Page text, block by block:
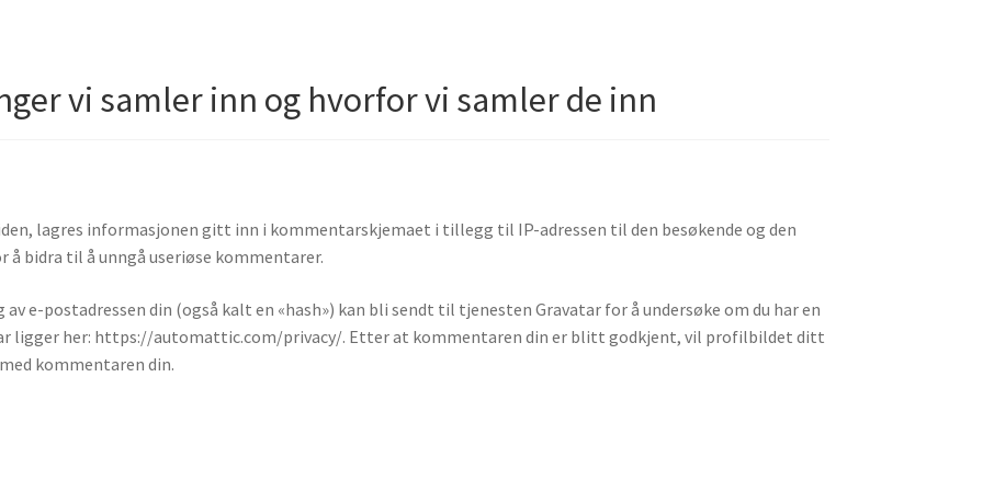
vi samler inn og hvorfor vi samler de inn
lagres informasjonen gitt inn i kommentarskjemaet i tillegg til IP-adressen til den besøkende og den
bidra til å unngå useriøse kommentarer.
e-postadressen din (også kalt en «hash») kan bli sendt til tjenesten Gravatar for å undersøke om du har en
ligger her: https://automattic.com/privacy/. Etter at kommentaren din er blitt godkjent, vil profilbildet ditt
kommentaren din.